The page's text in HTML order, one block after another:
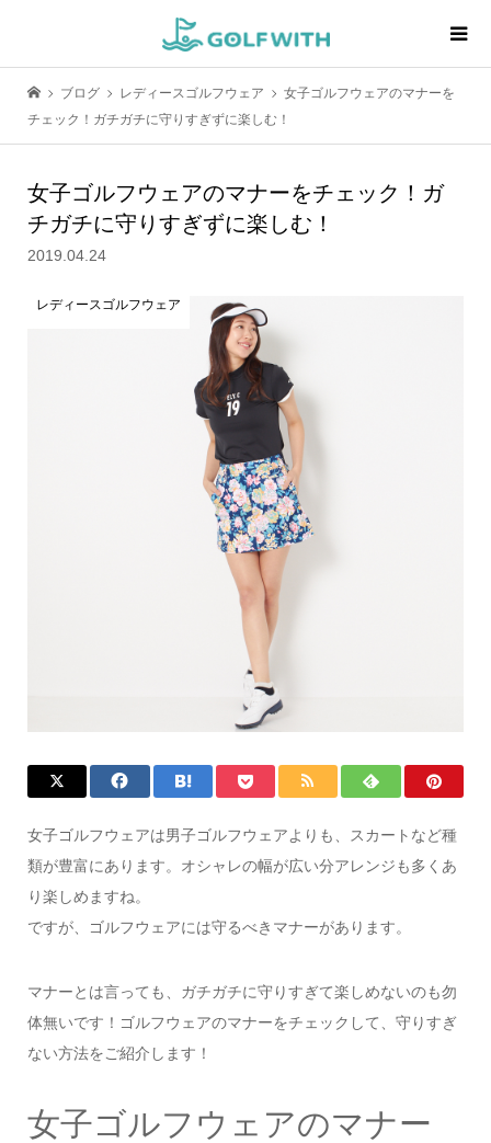
ブログ レディースゴルフウェア
女子ゴルフウェアのマナーを
チェック！ガチガチに守りすぎずに楽しむ！
女子ゴルフウェアのマナーをチェック！ガ
チガチに守りすぎずに楽しむ！
2019.04.24
レディースゴルフウェア
女子ゴルフウェアは男子ゴルフウェアよりも、スカートなど種
類が豊富にあります。オシャレの幅が広い分アレンジも多くあ
り楽しめますね。
ですが、ゴルフウェアには守るべきマナーがあります。
マナーとは言っても、ガチガチに守りすぎて楽しめないのも勿
体無いです！ゴルフウェアのマナーをチェックして、守りすぎ
ない方法をご紹介します！
女子ゴルフウェアのマナー